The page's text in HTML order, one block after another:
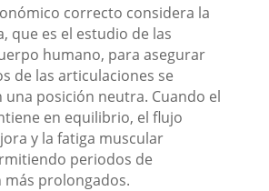
correcto considera la
que es el estudio de las
humano, para asegurar
de las articulaciones se
una posición neutra. Cuando el
en equilibrio, el flujo
y la fatiga muscular
periodos de
prolongados.